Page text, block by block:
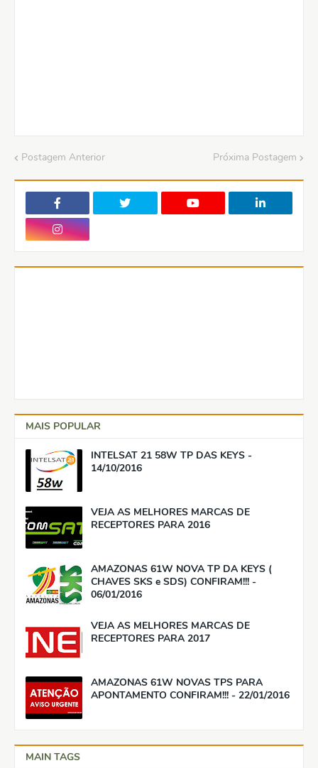
Postagem Anterior Próxima Postagem
MAIS POPULAR
INTELSAT 21 58W TP DAS KEYS -
14/10/2016
VEJA AS MELHORES MARCAS DE
RECEPTORES PARA 2016
AMAZONAS 61W NOVA TP DA KEYS (
CHAVES SKS e SDS) CONFIRAM!!! -
06/01/2016
VEJA AS MELHORES MARCAS DE
RECEPTORES PARA 2017
AMAZONAS 61W NOVAS TPS PARA
APONTAMENTO CONFIRAM!!! - 22/01/2016
MAIN TAGS